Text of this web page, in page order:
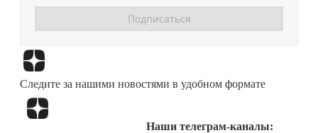
Следите за нашими новостями в удобном формате
Наши телеграм-каналы: